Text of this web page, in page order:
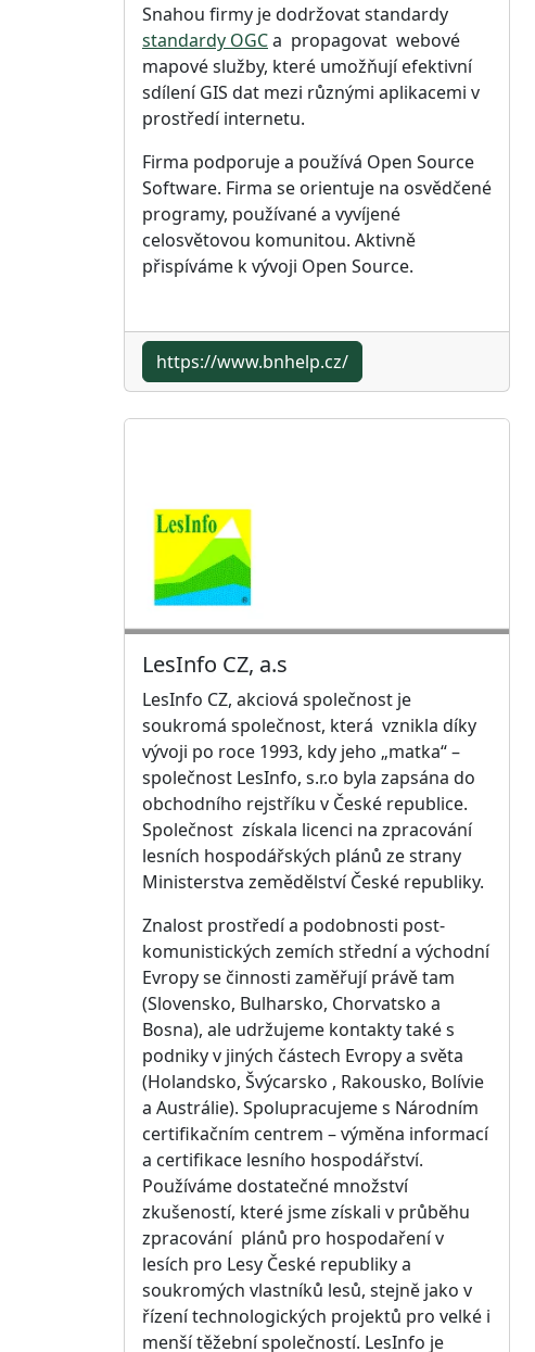
Snahou firmy je dodržovat standardy
standardy OGCa propagovat webové
mapové služby, které umožňují efektivní
sdílení GIS dat mezi různými aplikacemi v
prostředí internetu.
Firma podporuje a používá Open Source
Software. Firma se orientuje na osvědčené
programy, používané a vyvíjené
celosvětovou komunitou. Aktivně
přispíváme k vývoji Open Source.
https://www.bnhelp.cz/
LesInfo CZ, a.s
LesInfo CZ, akciová společnost je
soukromá společnost, která vznikla díky
vývoji po roce 1993, kdy jeho „matka“ –
společnost LesInfo, s.r.o byla zapsána do
obchodního rejstříku v České republice.
Společnost získala licenci na zpracování
lesních hospodářských plánů ze strany
Ministerstva zemědělství České republiky.
Znalost prostředí a podobnosti post-
komunistických zemích střední a východní
Evropy se činnosti zaměřují právě tam
(Slovensko, Bulharsko, Chorvatsko a
Bosna), ale udržujeme kontakty také s
podniky v jiných částech Evropy a světa
(Holandsko, Švýcarsko , Rakousko, Bolívie
a Austrálie). Spolupracujeme s Národním
certifikačním centrem – výměna informací
a certifikace lesního hospodářství.
Používáme dostatečné množství
zkušeností, které jsme získali v průběhu
zpracování plánů pro hospodaření v
lesích pro Lesy České republiky a
soukromých vlastníků lesů, stejně jako v
řízení technologických projektů pro velké i
menší těžební společností. LesInfo je